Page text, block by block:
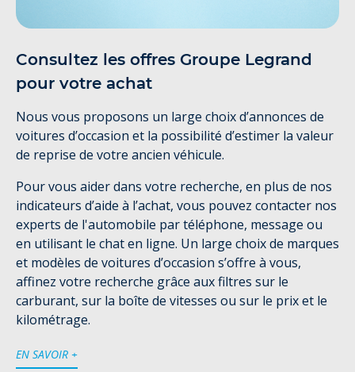
Consultez les offres Groupe Legrand
pour votre achat
Nous vous proposons un large choix d’annonces de
voitures d’occasion et la possibilité d’estimer la valeur
de reprise de votre ancien véhicule.
Pour vous aider dans votre recherche, en plus de nos
indicateurs d’aide à l’achat, vous pouvez contacter nos
experts de l'automobile par téléphone, message ou
en utilisant le chat en ligne. Un large choix de marques
et modèles de voitures d’occasion s’offre à vous,
affinez votre recherche grâce aux filtres sur le
carburant, sur la boîte de vitesses ou sur le prix et le
kilométrage.
EN SAVOIR +